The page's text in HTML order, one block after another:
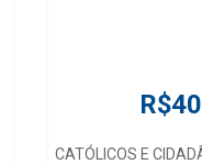
CATÓLICOS E